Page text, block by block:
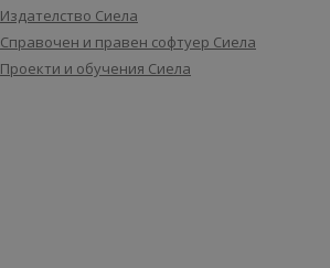
Издателство Сиела
Справочен и правен софтуер Сиела
Проекти и обучения Сиела